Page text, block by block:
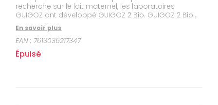
recherche sur le lait maternel, les laboratoires
GUIGOZ ont développé GUIGOZ 2 Bio. GUIGOZ 2 Bio
est élaboré avec des ingrédients agricoles issus de
l’agriculture biologique participant au respect de
l’environnement et de la biodiversité. Le lait provient
de vaches principalement élevées en plein air et
nourries de pâturages et fourrages selon les règles
En savoir plus
EAN : 7613036217347
Épuisé